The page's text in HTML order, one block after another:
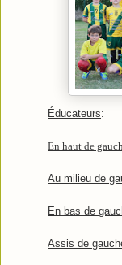
Éducateurs:
En haut de
Au milieu de
En bas de
Assis de